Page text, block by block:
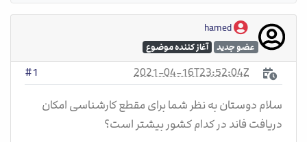
hamed
عضو جدید آغاز کننده موضوع
2021-04-16T23:52:04Z
#1
سلام دوستان به نظر شما برای مقطع کارشناسی امکان
دریافت فاند در کدام کشور بیشتر است؟